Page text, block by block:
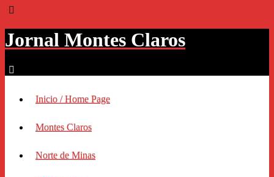
Jornal Montes Claros
Inicio / Home Page
Montes Claros
Norte de Minas